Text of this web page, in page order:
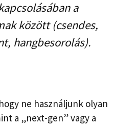
a
között (csendes,
hangbesorolás).
ne használjunk olyan
a „next-gen” vagy a